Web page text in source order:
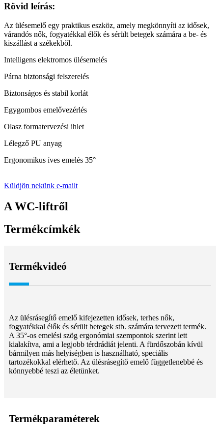
Rövid leírás:
Az ülésemelő egy praktikus eszköz, amely megkönnyíti az idősek,
várandós nők, fogyatékkal élők és sérült betegek számára a be- és
kiszállást a székekből.
Intelligens elektromos ülésemelés
Párna biztonsági felszerelés
Biztonságos és stabil korlát
Egygombos emelővezérlés
Olasz formatervezési ihlet
Lélegző PU anyag
Ergonomikus íves emelés 35°
Küldjön nekünk e-mailt
A WC-liftről
Termékcímkék
Termékvideó
Az ülésrásegítő emelő kifejezetten idősek, terhes nők,
fogyatékkal élők és sérült betegek stb. számára tervezett termék.
A 35°-os emelési szög ergonómiai szempontok szerint lett
kialakítva, ami a legjobb térdrádiát jelenti. A fürdőszobán kívül
bármilyen más helyiségben is használható, speciális
tartozékokkal elérhető. Az ülésrásegítő emelő függetlenebbé és
könnyebbé teszi az életünket.
Termékparaméterek